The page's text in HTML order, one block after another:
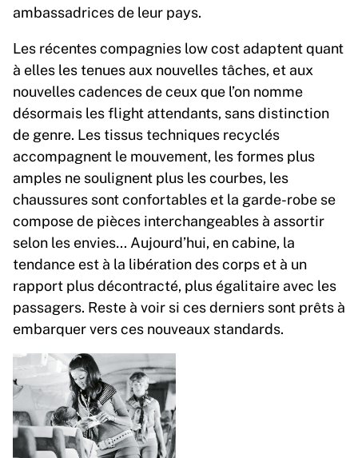
ambassadrices de leur pays.
Les récentes compagnies low cost adaptent quant
à elles les tenues aux nouvelles tâches, et aux
nouvelles cadences de ceux que l’on nomme
désormais les flight attendants, sans distinction
de genre. Les tissus techniques recyclés
accompagnent le mouvement, les formes plus
amples ne soulignent plus les courbes, les
chaussures sont confortables et la garde-robe se
compose de pièces interchangeables à assortir
selon les envies… Aujourd’hui, en cabine, la
tendance est à la libération des corps et à un
rapport plus décontracté, plus égalitaire avec les
passagers. Reste à voir si ces derniers sont prêts à
embarquer vers ces nouveaux standards.